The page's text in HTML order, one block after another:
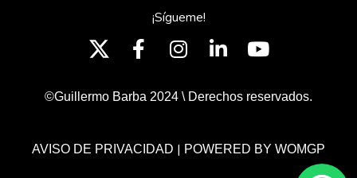
¡Sígueme!
©Guillermo Barba 2024 \ Derechos reservados.
AVISO DE PRIVACIDAD | POWERED BY WOMGP